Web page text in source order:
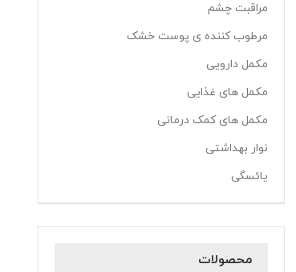
مراقبت چشم
مرطوب کننده ی پوست خشک
مکمل دارویی
مکمل های غذایی
مکمل های کمک درمانی
نوار بهداشتی
یائسگی
محصولات